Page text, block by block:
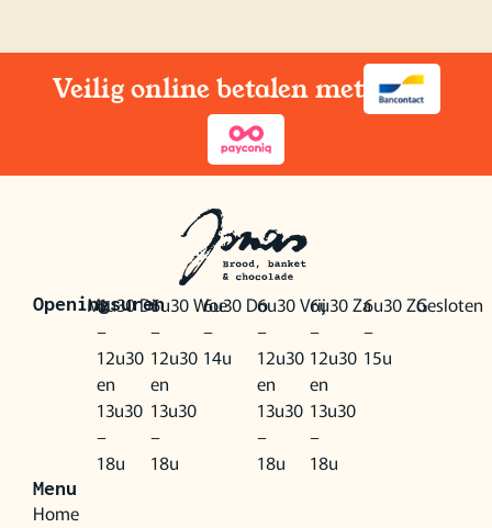
Veilig online betalen met
Openingsuren
Ma6u30
–
12u30
en
13u30
–
18u
Di6u30
–
12u30
en
13u30
–
18u
Woe
6u30
–
14u
Do6u30
–
12u30
en
13u30
–
18u
Vrij
6u30
–
12u30
en
13u30
–
18u
Za6u30
–
15u
ZoGesloten
Menu
Home